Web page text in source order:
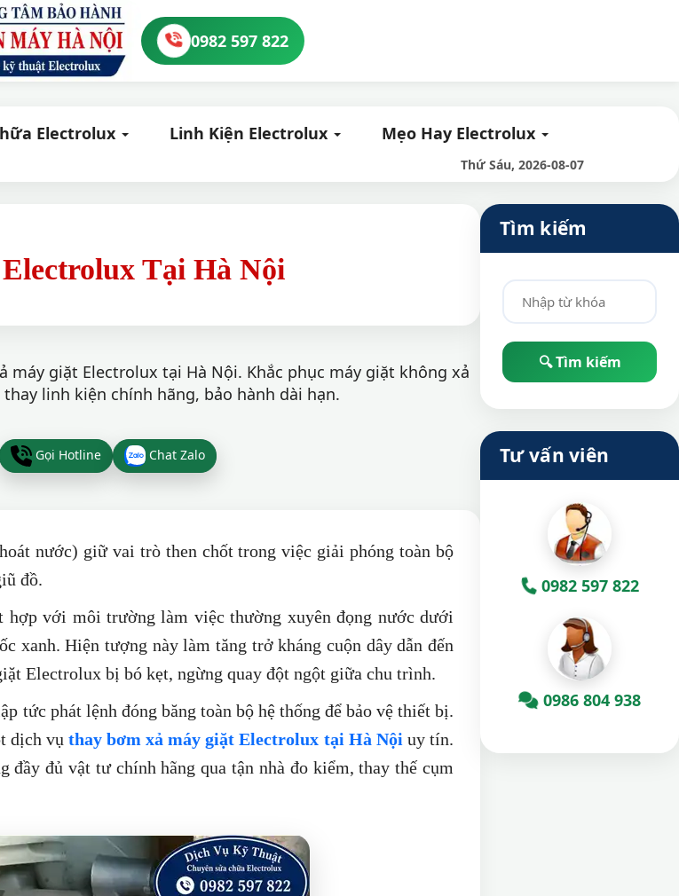
0982 597 822
Electrolux Linh Kiện Electrolux Mẹo Hay Electrolux
Thứ Sáu, 2026-08-07
Tại Hà Nội
máy giặt Electrolux tại Hà Nội. Khắc phục máy giặt không xả
linh kiện chính hãng, bảo hành dài hạn.
Gọi Hotline Chat Zalo
nước) giữ vai trò then chốt trong việc giải phóng toàn bộ
đồ.
hợp với môi trường làm việc thường xuyên đọng nước dưới
xanh. Hiện tượng này làm tăng trở kháng cuộn dây dẫn đến
Electrolux bị bó kẹt, ngừng quay đột ngột giữa chu trình.
tức phát lệnh đóng băng toàn bộ hệ thống để bảo vệ thiết bị.
dịch vụ thay bơm xả máy giặt Electrolux tại Hà Nội uy tín.
đủ vật tư chính hãng qua tận nhà đo kiểm, thay thế cụm
Tìm kiếm
Tư vấn viên
0982 597 822
0986 804 938